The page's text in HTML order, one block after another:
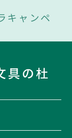
キャンペ
具の杜